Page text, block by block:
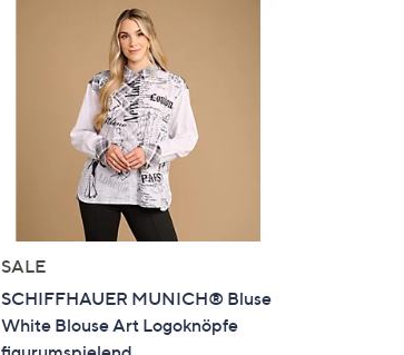
SALE
SCHIFFHAUER MUNICH® Bluse
White Blouse Art Logoknöpfe